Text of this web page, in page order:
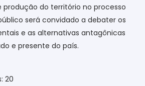
do território no processo
será convidado a debater os
e as alternativas antagônicas
e presente do país.
20